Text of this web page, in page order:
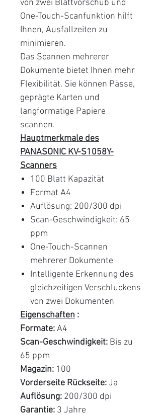
von zwei Blattvorschub und
One-Touch-Scanfunktion hilft
Ihnen, Ausfallzeiten zu
minimieren.
Das Scannen mehrerer
Dokumente bietet Ihnen mehr
Flexibilität. Sie können Pässe,
geprägte Karten und
langformatige Papiere
scannen.
Hauptmerkmale des
PANASONIC KV-S1058Y-
Scanners
100 Blatt Kapazität
Format A4
Auflösung: 200/300 dpi
Scan-Geschwindigkeit: 65
ppm
One-Touch-Scannen
mehrerer Dokumente
Intelligente Erkennung des
gleichzeitigen Verschluckens
von zwei Dokumenten
Eigenschaften :
Formate:A4
Scan-Geschwindigkeit: Bis zu
65 ppm
Magazin: 100
Vorderseite Rückseite: Ja
Auflösung: 200/300 dpi
Garantie: 3 Jahre